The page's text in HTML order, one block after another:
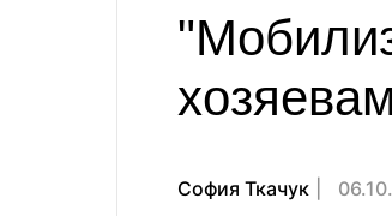
София Ткачук